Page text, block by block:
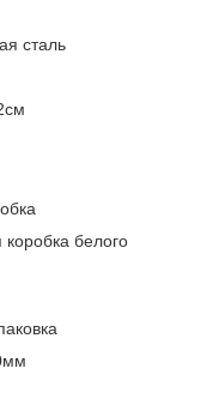
сталь
коробка белого